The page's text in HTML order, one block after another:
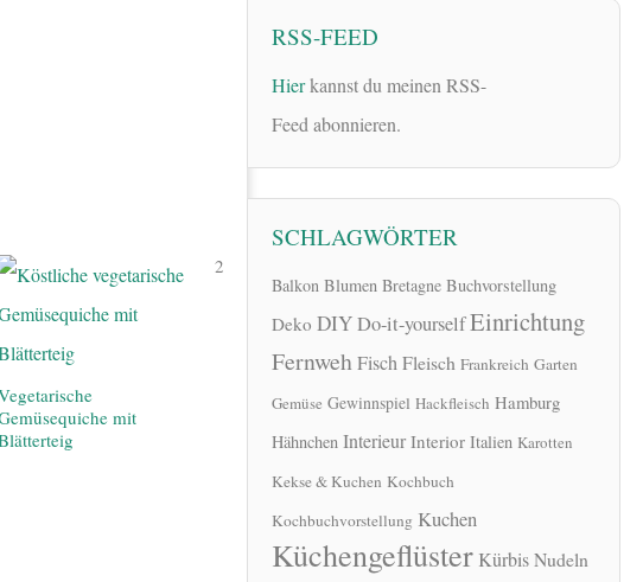
mit
2
RSS-FEED
Hierkannst du meinen RSS-
Feed abonnieren.
SCHLAGWÖRTER
Balkon Blumen Bretagne Buchvorstellung
Deko DIYDo-it-yourselfEinrichtung
FernwehFischFleisch Frankreich Garten
Gemüse Gewinnspiel Hackfleisch Hamburg
Hähnchen Interieur Interior Italien Karotten
Kekse & Kuchen Kochbuch
Kochbuchvorstellung Kuchen
Küchengeflüster KürbisNudeln